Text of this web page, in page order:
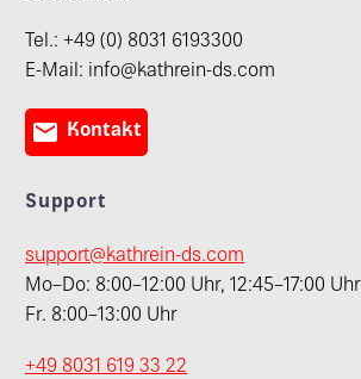
Tel.: +49 (0) 8031 6193300
E-Mail: info@kathrein-ds.com
 Kontakt
Support
support@kathrein-ds.com
Mo–Do: 8:00–12:00 Uhr, 12:45–17:00 Uhr
Fr. 8:00–13:00 Uhr
+49 8031 619 33 22